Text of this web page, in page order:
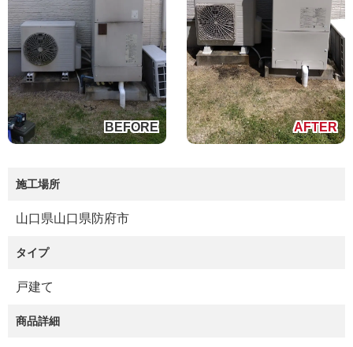
施工場所
山口県山口県防府市
タイプ
戸建て
商品詳細